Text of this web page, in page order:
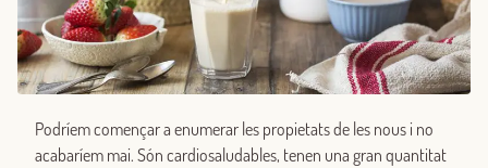
Podríem començar a enumerar les propietats de les nous i no
acabaríem mai. Són cardiosaludables, tenen una gran quantitat